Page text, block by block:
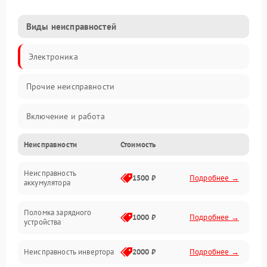
Виды неисправностей
Электроника
Прочие неисправности
Включение и работа
Работа с нагрузкой
Звук и индикация
Неисправности Стоимость
Неисправность
аккумулятора
1500 ₽ Подробнее →
Поломка зарядного
устройства
1000 ₽ Подробнее →
Неисправность инвертора 2000 ₽ Подробнее →